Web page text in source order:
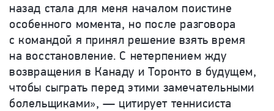
назад стала для меня началом поистине
особенного момента, но после разговора
с командой я принял решение взять время
на восстановление. С нетерпением жду
возвращения в Канаду и Торонто в будущем,
чтобы сыграть перед этими замечательными
болельщиками», — цитирует теннисиста